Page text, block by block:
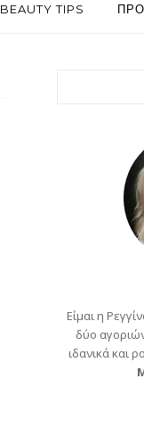
BEAUTY TIPS
Είμαι η
δύο
ιδανικά και